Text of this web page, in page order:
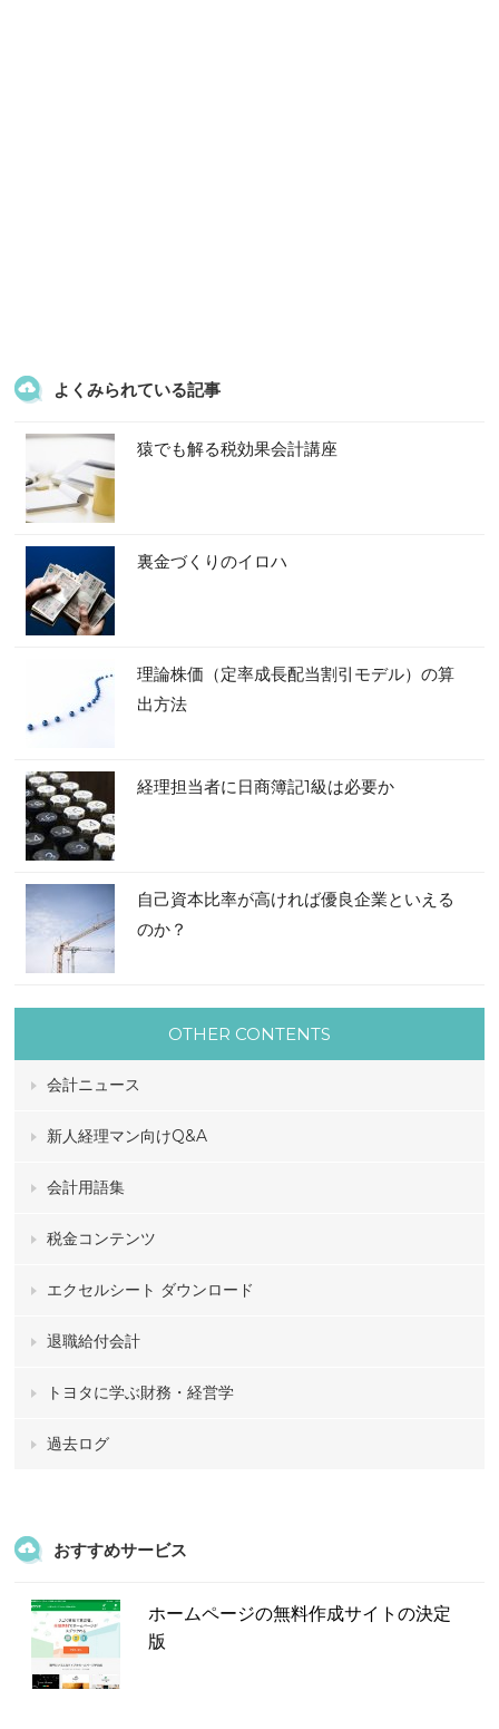
よくみられている記事
猿でも解る税効果会計講座
裏金づくりのイロハ
理論株価（定率成長配当割引モデル）の算
出方法
経理担当者に日商簿記1級は必要か
自己資本比率が高ければ優良企業といえる
のか？
OTHER CONTENTS
会計ニュース
新人経理マン向けQ&A
会計用語集
税金コンテンツ
エクセルシート ダウンロード
退職給付会計
トヨタに学ぶ財務・経営学
過去ログ
おすすめサービス
ホームページの無料作成サイトの決定
版